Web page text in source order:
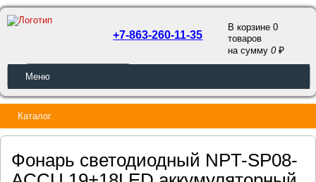
ОБРАТНЫЙ ЗВОНОК
+7-863-260-11-35
В корзине 0
товаров
на сумму0
Меню
Каталог
Фонарь светодиодный NPT-SP08-